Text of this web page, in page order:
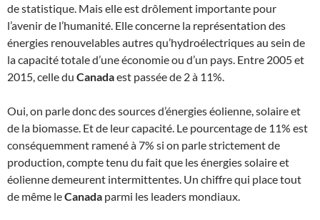
de statistique. Mais elle est drôlement importante pour
l’avenir de l’humanité. Elle concerne la représentation des
énergies renouvelables autres qu’hydroélectriques au sein de
la capacité totale d’une économie ou d’un pays. Entre 2005 et
2015, celle du Canadaest passée de 2 à 11%.
Oui, on parle donc des sources d’énergies éolienne, solaire et
de la biomasse. Et de leur capacité. Le pourcentage de 11% est
conséquemment ramené à 7% si on parle strictement de
production, compte tenu du fait que les énergies solaire et
éolienne demeurent intermittentes. Un chiffre qui place tout
de même leCanada parmi les leaders mondiaux.